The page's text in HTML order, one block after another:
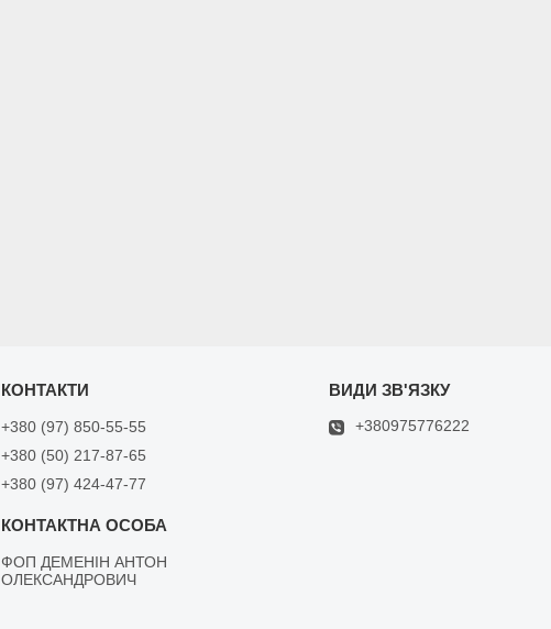
+380 (97) 850-55-55
+380 (50) 217-87-65
+380 (97) 424-47-77
ФОП ДЕМЕНІН АНТОН
ОЛЕКСАНДРОВИЧ
+380975776222